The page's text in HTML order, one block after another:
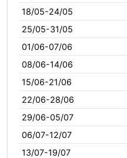
18/05-24/05
25/05-31/05
01/06-07/06
08/06-14/06
15/06-21/06
22/06-28/06
29/06-05/07
06/07-12/07
13/07-19/07